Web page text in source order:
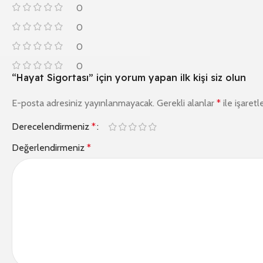
0
0
0
0
“Hayat Sigortası” için yorum yapan ilk kişi siz olun
E-posta adresiniz yayınlanmayacak. Gerekli alanlar * ile
Derecelendirmeniz *
Değerlendirmeniz *